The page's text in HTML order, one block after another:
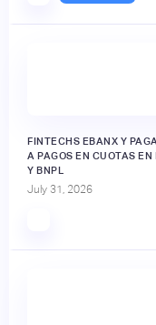
FINTECHS EBANX Y
A PAGOS EN CUOTAS
Y BNPL
July 31, 2026